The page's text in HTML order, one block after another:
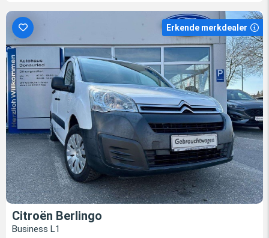
Erkende merkdealer
Citroën Berlingo
Business L1